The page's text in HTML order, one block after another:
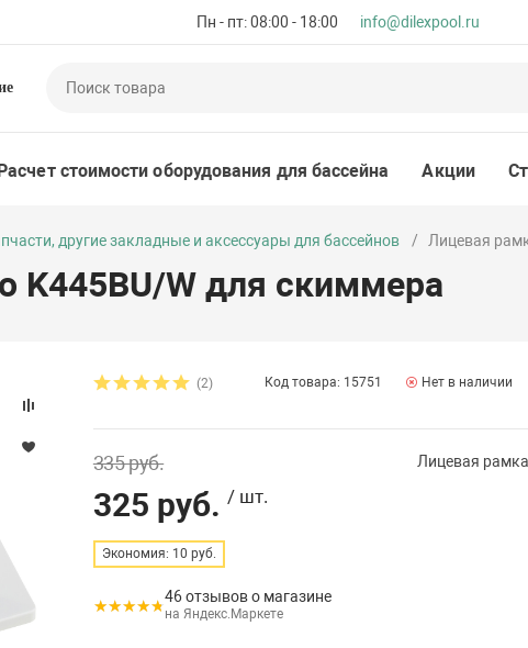
Пн - пт: 08:00 - 18:00 info@dilexpool.ru
стоимости оборудования для бассейна Акции
другие закладные и аксессуары для бассейнов Лицевая
K445BU/W для скиммера
(2) Код товара: 15751 Нет в наличии
335 руб.
325 руб. / шт.
Экономия: 10 руб.
46 отзывов о магазине
на Яндекс.Маркете
Лицевая